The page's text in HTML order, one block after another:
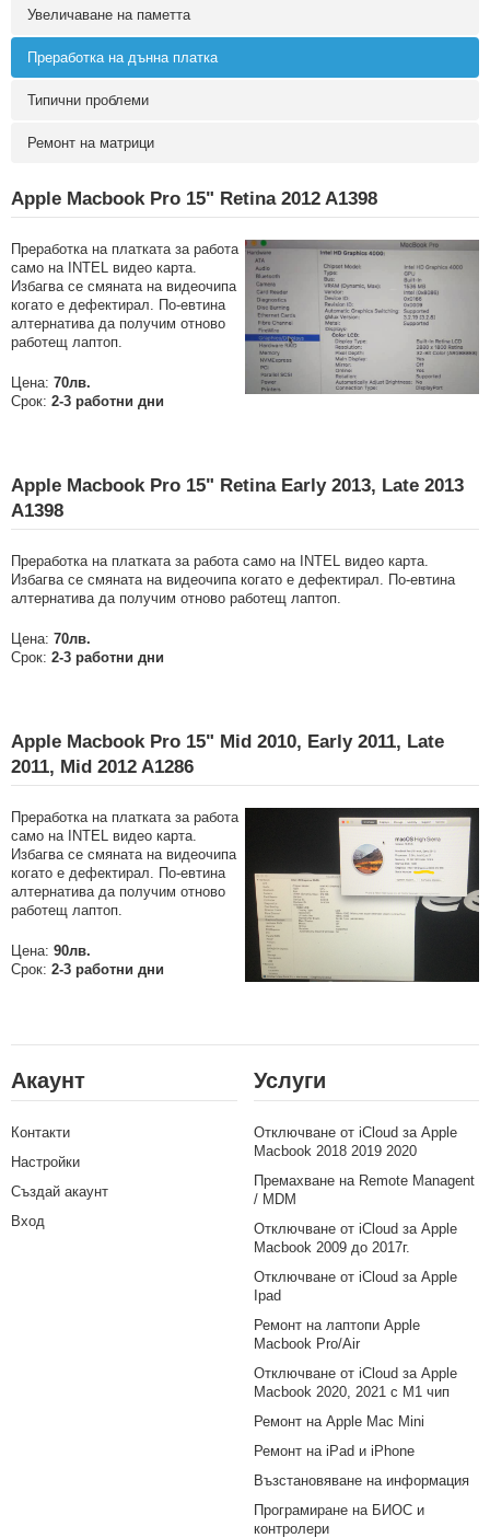
Увеличаване на паметта
Преработка на дънна платка
Типични проблеми
Ремонт на матрици
Apple Macbook Pro 15" Retina 2012 A1398
Преработка на платката за работа
само на INTEL видео карта.
Избагва се смяната на видеочипа
когато е дефектирал. По-евтина
алтернатива да получим отново
работещ лаптоп.
Цена: 70лв.
Срок: 2-3 работни дни
Apple Macbook Pro 15" Retina Early 2013, Late 2013
A1398
Преработка на платката за работа само на INTEL видео карта.
Избагва се смяната на видеочипа когато е дефектирал. По-евтина
алтернатива да получим отново работещ лаптоп.
Цена: 70лв.
Срок: 2-3 работни дни
Apple Macbook Pro 15" Mid 2010, Early 2011, Late
2011, Mid 2012 A1286
Преработка на платката за работа
само на INTEL видео карта.
Избагва се смяната на видеочипа
когато е дефектирал. По-евтина
алтернатива да получим отново
работещ лаптоп.
Цена: 90лв.
Срок: 2-3 работни дни
Акаунт
Контакти
Настройки
Създай акаунт
Вход
Услуги
Отключване от iCloud за Apple
Macbook 2018 2019 2020
Премахване на Remote Managent
/ MDM
Отключване от iCloud за Apple
Macbook 2009 до 2017г.
Отключване от iCloud за Apple
Ipad
Ремонт на лаптопи Apple
Macbook Pro/Air
Отключване от iCloud за Apple
Macbook 2020, 2021 с M1 чип
Ремонт на Apple Mac Mini
Ремонт на iPad и iPhone
Възстановяване на информация
Програмиране на БИОС и
контролери